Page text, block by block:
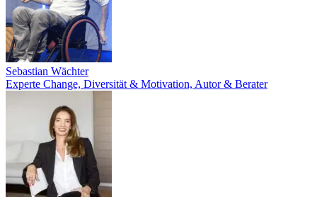
Sebastian Wächter
Experte Change, Diversität & Motivation, Autor & Berater